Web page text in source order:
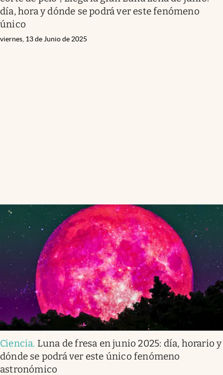
día, hora y dónde se podrá ver este fenómeno
único
viernes, 13 de Junio de 2025
Ciencia. Luna de fresa en junio 2025: día, horario y
dónde se podrá ver este único fenómeno
astronómico